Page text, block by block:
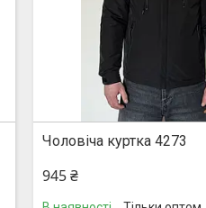
Чоловіча куртка 4273
945 ₴